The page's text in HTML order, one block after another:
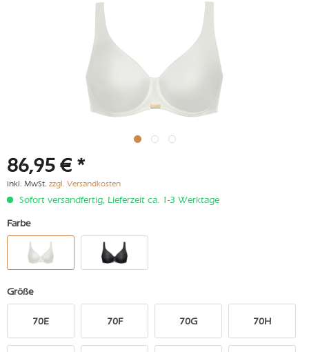
86,95 € *
inkl. MwSt. zzgl. Versandkosten
Sofort versandfertig, Lieferzeit ca. 1-3 Werktage
Farbe
Größe
70E 70F 70G 70H